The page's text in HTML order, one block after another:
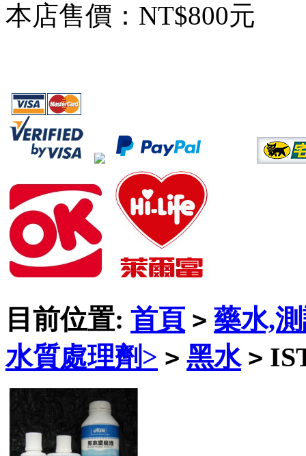
本店售價： NT$800元
目前位置: 首頁 > 藥水,
水質處理劑> > 黑水 >